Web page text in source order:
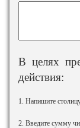
В целях
действия:
1. Напишите
2. Введите сумму